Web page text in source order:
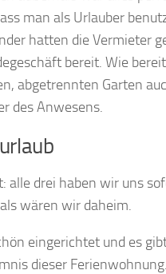
man als Urlauber
hatten die Vermieter
bereit. Wie
abgetrennten Garten
des Anwesens.
alle drei haben wir uns
wären wir daheim.
eingerichtet und es
dieser